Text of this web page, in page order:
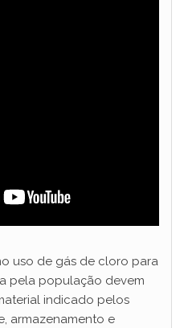
uso de gás de cloro para
pela população devem
indicado pelos
armazenamento e